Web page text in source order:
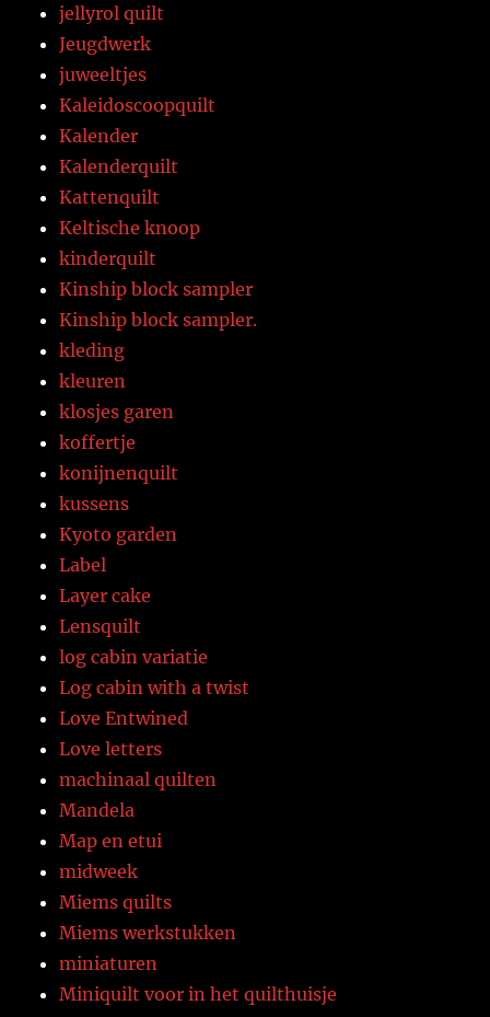
jellyrol quilt
Jeugdwerk
juweeltjes
Kaleidoscoopquilt
Kalender
Kalenderquilt
Kattenquilt
Keltische knoop
kinderquilt
Kinship block sampler
Kinship block sampler.
kleding
kleuren
klosjes garen
koffertje
konijnenquilt
kussens
Kyoto garden
Label
Layer cake
Lensquilt
log cabin variatie
Log cabin with a twist
Love Entwined
Love letters
machinaal quilten
Mandela
Map en etui
midweek
Miems quilts
Miems werkstukken
miniaturen
Miniquilt voor in het quilthuisje